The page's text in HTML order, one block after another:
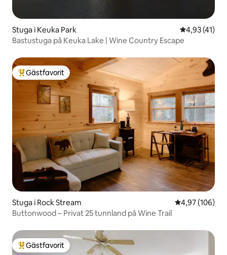
Stuga i Keuka Park 4,93 av 5 i
4,93 (41)
Bastustuga på Keuka Lake | Wine Country Escape
Populär gästfavorit
Gästfavorit
Stuga i Rock Stream 4,97 av 5 i
4,97 (106)
Buttonwood – Privat 25 tunnland på Wine Trail
Populär gästfavorit
Gästfavorit